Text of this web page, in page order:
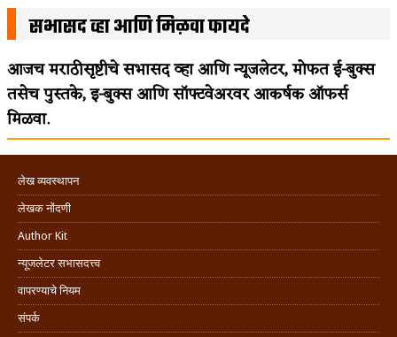
सभासद व्हा आणि मिळवा फायदे
आजच मराठीसृष्टीचे सभासद व्हा आणि न्यूजलेटर, मोफत ई-बुक्स
तसेच पुस्तके, इ-बुक्स आणि सॉफ्टवेअरवर आकर्षक ऑफर्स
मिळवा.
लेख व्यवस्थापन
लेखक नोंदणी
Author Kit
न्यूजलेटर सभासदत्त्व
वापरण्याचे नियम
संपर्क